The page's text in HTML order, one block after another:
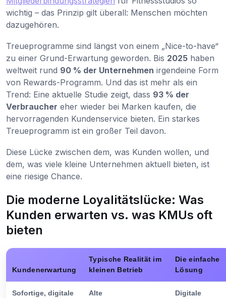
wichtig – das Prinzip gilt überall: Menschen möchten
dazugehören.
Treueprogramme sind längst von einem „Nice-to-have“
zu einer Grund-Erwartung geworden. Bis 2025 haben
weltweit rund 90 % der Unternehmen irgendeine Form
von Rewards-Programm. Und das ist mehr als ein
Trend: Eine aktuelle Studie zeigt, dass 93 % der
Verbraucher eher wieder bei Marken kaufen, die
hervorragenden Kundenservice bieten. Ein starkes
Treueprogramm ist ein großer Teil davon.
Diese Lücke zwischen dem, was Kunden wollen, und
dem, was viele kleine Unternehmen aktuell bieten, ist
eine riesige Chance.
Die moderne Loyalitätslücke: Was
Kunden erwarten vs. was KMUs oft
bieten
Kundenerwartung
Typische Realität im
kleinen Betrieb
Die einfache
Lösung
Sofortige, digitale
Alte
Digitale